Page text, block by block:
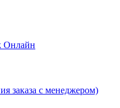
Онлайн
заказа с менеджером)